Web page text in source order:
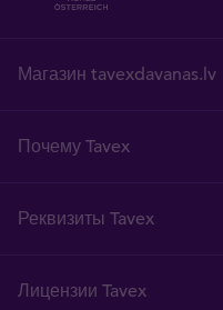
Магазин tavexdavanas.lv
Почему Tavex
Реквизиты Tavex
Лицензии Tavex